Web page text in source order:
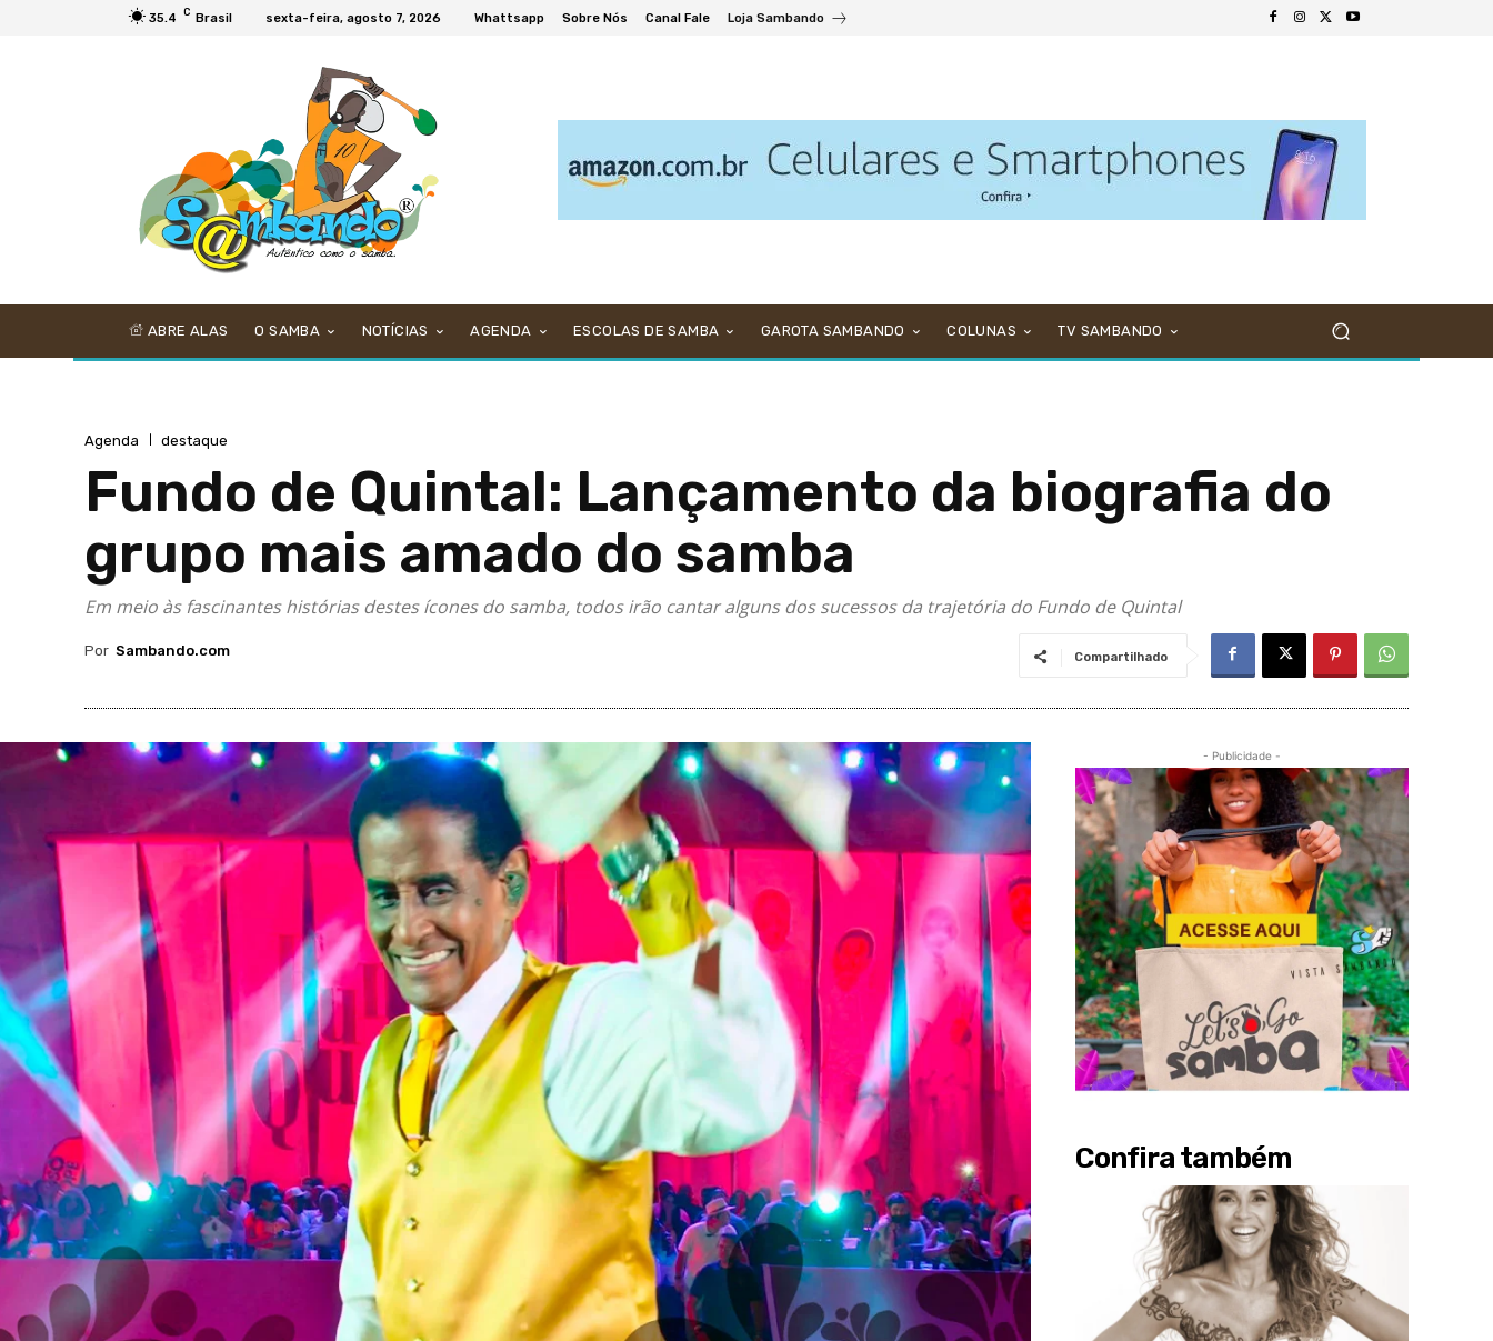
35.4 C Brasil sexta-feira, agosto 7, 2026 Whattsapp Sobre Nós Canal Fale Loja Sambando
ABRE ALAS O SAMBA NOTÍCIAS AGENDA ESCOLAS DE SAMBA GAROTA SAMBANDO COLUNAS TV SAMBANDO
Agenda destaque
Fundo de Quintal: Lançamento da biografia do
grupo mais amado do samba
Em meio às fascinantes histórias destes ícones do samba, todos irão cantar alguns dos sucessos da trajetória do Fundo de Quintal
Por Sambando.com Compartilhado
- Publicidade -
Confira também